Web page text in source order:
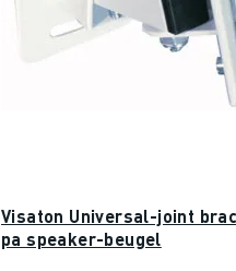
Visaton Universal-joint
pa speaker-beugel